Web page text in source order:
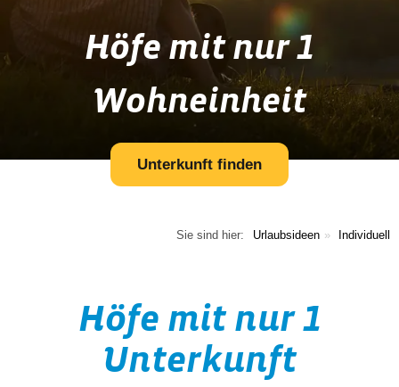
Höfe mit nur 1
Wohneinheit
Unterkunft finden
Individuell
Urlaubsideen
Sie sind hier:
Höfe mit nur 1
Unterkunft